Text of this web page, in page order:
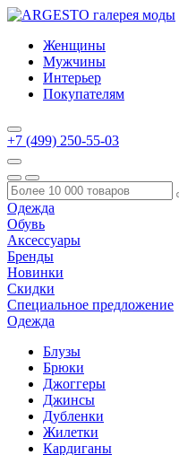
Женщины
Мужчины
Интерьер
Покупателям
+7 (499) 250-55-03
Одежда
Обувь
Аксессуары
Бренды
Новинки
Скидки
Специальное предложение
Одежда
Блузы
Брюки
Джоггеры
Джинсы
Дубленки
Жилетки
Кардиганы